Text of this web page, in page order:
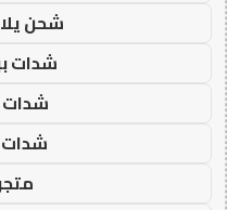
شحن
شدات
شدات
شدات